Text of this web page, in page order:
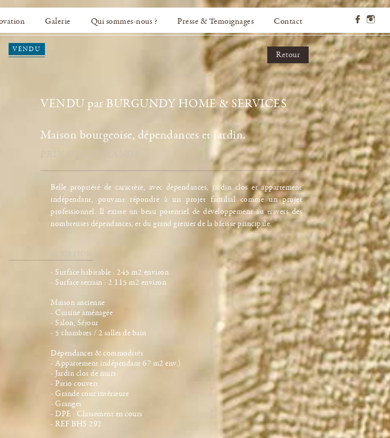
Galerie Qui sommes-nous ? Presse & Temoignages Contact
VENDU Retour
VENDU par BURGUNDY HOME & SERVICES
Maison bourgeoise, dépendances et jardin.
Belle propriété de caractère, avec dépendances, jardin clos et appartement
indépendant, pouvant répondre à un projet familial comme un projet
professionnel. Il existe un beau potentiel de développement au travers des
nombreuses dépendances, et du grand grenier de la bâtisse principale.
- Surface habitable : 245 m2 environ
- Surface terrain : 2 115 m2 environ
Maison ancienne
- Cuisine aménagée
- Salon, Séjour
- 5 chambres / 2 salles de bain
Dépendances & commodités
- Appartement indépendant 67 m2 env.)
- Jardin clos de murs
- Patio couvert
- Grande cour intérieure
- Granges
- DPE : Classement en cours
- REF BHS 292